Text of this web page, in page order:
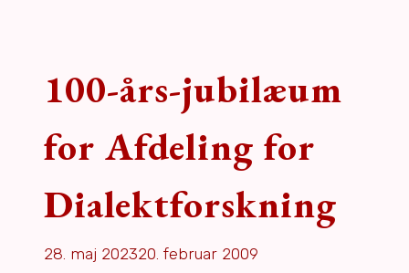
100-års-jubilæum
for Afdeling for
Dialektforskning
28. maj 202320. februar 2009